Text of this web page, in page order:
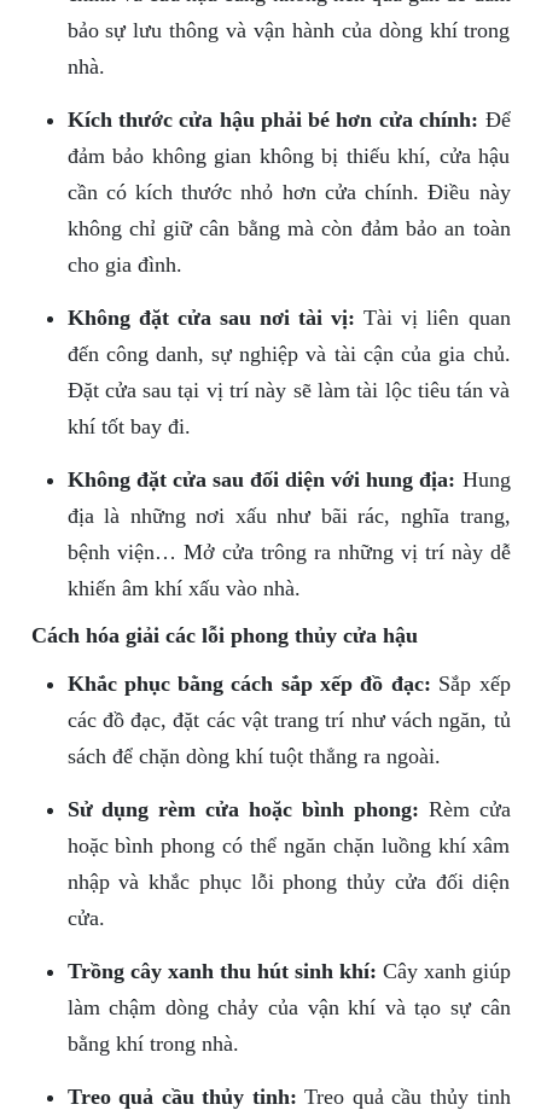
bảo sự lưu thông và vận hành của dòng khí trong
nhà.
Kích thước cửa hậu phải bé hơn cửa chính: Để
đảm bảo không gian không bị thiếu khí, cửa hậu
cần có kích thước nhỏ hơn cửa chính. Điều này
không chỉ giữ cân bằng mà còn đảm bảo an toàn
cho gia đình.
Không đặt cửa sau nơi tài vị: Tài vị liên quan
đến công danh, sự nghiệp và tài cận của gia chủ.
Đặt cửa sau tại vị trí này sẽ làm tài lộc tiêu tán và
khí tốt bay đi.
Không đặt cửa sau đối diện với hung địa: Hung
địa là những nơi xấu như bãi rác, nghĩa trang,
bệnh viện… Mở cửa trông ra những vị trí này dễ
khiến âm khí xấu vào nhà.
Cách hóa giải các lỗi phong thủy cửa hậu
Khắc phục bằng cách sắp xếp đồ đạc: Sắp xếp
các đồ đạc, đặt các vật trang trí như vách ngăn, tủ
sách để chặn dòng khí tuột thẳng ra ngoài.
Sử dụng rèm cửa hoặc bình phong: Rèm cửa
hoặc bình phong có thể ngăn chặn luồng khí xâm
nhập và khắc phục lỗi phong thủy cửa đối diện
cửa.
Trồng cây xanh thu hút sinh khí: Cây xanh giúp
làm chậm dòng chảy của vận khí và tạo sự cân
bằng khí trong nhà.
Treo quả cầu thủy tinh: Treo quả cầu thủy tinh